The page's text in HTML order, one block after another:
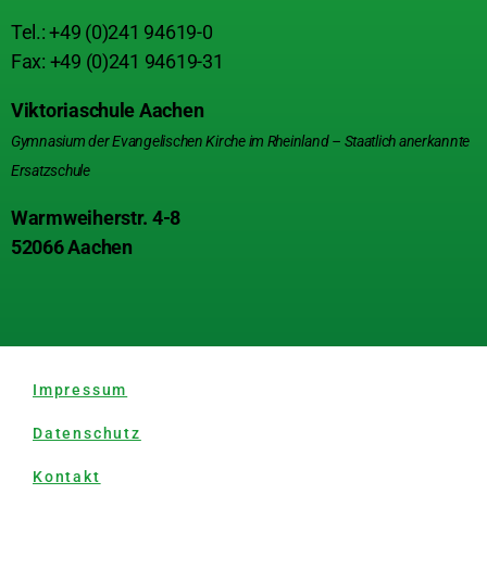
Tel.: +49 (0)241 94619-0
Fax: +49 (0)241 94619-31
Viktoriaschule Aachen
Gymnasium der Evangelischen Kirche im Rheinland – Staatlich anerkannte
Ersatzschule
Warmweiherstr. 4-8
52066 Aachen
Impressum
Datenschutz
Kontakt